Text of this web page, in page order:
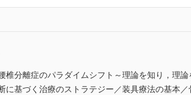
椎分離症のパラダイムシフト～理論を知り，理
に基づく治療のストラテジー／装具療法の基本